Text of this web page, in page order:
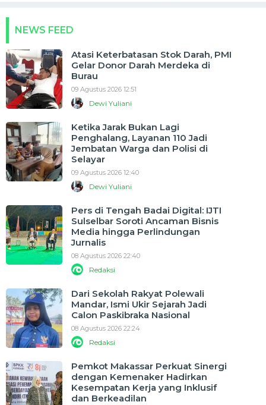
NEWS FEED
Atasi Keterbatasan Stok Darah, PMI
Gelar Donor Darah Merdeka di
Burau
09 Agustus 2026 12:51
Dewi Yuliani
Ketika Jarak Bukan Lagi
Penghalang, Layanan 110 Jadi
Jembatan Warga dan Polisi di
Selayar
09 Agustus 2026 12:40
Dewi Yuliani
Pers di Tengah Badai Digital: IJTI
Sulselbar Soroti Ancaman Bisnis
Media hingga Perlindungan
Jurnalis
08 Agustus 2026 22:40
Redaksi
Dari Sekolah Rakyat Polewali
Mandar, Ismi Ukir Sejarah Jadi
Calon Paskibraka Nasional
08 Agustus 2026 22:24
Redaksi
Pemkot Makassar Perkuat Sinergi
dengan Kemenaker Hadirkan
Kesempatan Kerja yang Inklusif
dan Berkeadilan